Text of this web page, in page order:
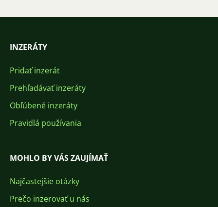
INZERÁTY
Pridať inzerát
Prehľadávať inzeráty
Obľúbené inzeráty
Pravidlá používania
MOHLO BY VÁS ZAUJÍMAŤ
Najčastejšie otázky
Prečo inzerovať u nás